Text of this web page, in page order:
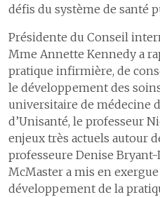
défis du système de santé
Présidente du Conseil
Mme Annette Kennedy a
pratique infirmière, de
le développement des
universitaire de médecine
d’Unisanté, le professeur
enjeux très actuels autour
professeure Denise
McMaster a mis en
développement de la